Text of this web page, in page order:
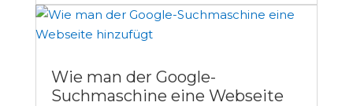
Wie man der Google-
Suchmaschine eine Webseite